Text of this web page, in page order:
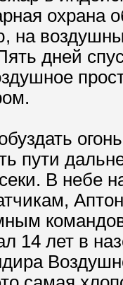
охрана
дней
пути
В небе
14 лет в